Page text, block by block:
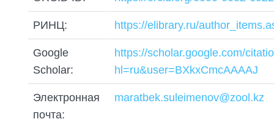
ОБОСНОВАНИЙ
ОРГАНИЗАЦИЯ ТРЕНИНГОВ И
СЕМИНАРОВ, ПОЛЕВЫХ ЭКСКУРСИЙ
ОРГАНИЗАЦИЯ ПОЛЕВЫХ ПРАКТИК,
СТАЖИРОВОК
СОВМЕСТНО С НАУЧНЫМ
ОБЩЕСТВОМ ТЕТИС
СЕЛЕВИНИЯ
SAIGA NEWS
РИНЦ: https://elibrary.ru/
Google
Scholar:
https://scholar.google.com/
hl=ru&user=BXkxCmcAAAAJ
Электронная
почта:
maratbek.suleimenov@zool.kz